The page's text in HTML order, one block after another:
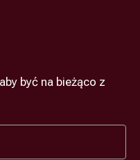
być na bieżąco z